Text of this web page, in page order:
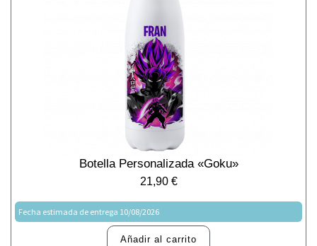
Botella Personalizada «Goku»
21,90 €
Fecha estimada de entrega 10/08/2026
Añadir al carrito